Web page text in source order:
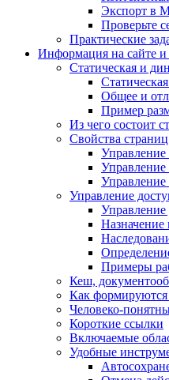
Экспорт в
Проверьте
Практические
Информация на сайте и
Статическая и
Общее и
Пример
Из чего состоит
Свойства
Управление
Управление
Управление
Назначение
Примеры
Кеш,
Как формируются
Человеко-
Короткие ссылки
Включаемые
Удобные